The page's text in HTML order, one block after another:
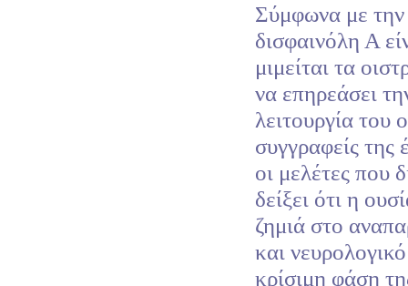
Σύμφωνα με
δισφαινόλη Α
μιμείται τα
να επηρεάσει
λειτουργία του
συγγραφείς της
οι μελέτες που
δείξει ότι η
ζημιά στο
και
κρίσιμη φάση